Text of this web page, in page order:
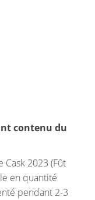
contenu du
Cask 2023 (Fût
en quantité
pendant 2-3